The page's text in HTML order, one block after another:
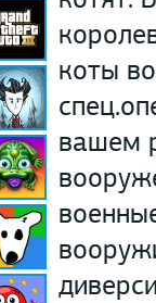
коты
вашем